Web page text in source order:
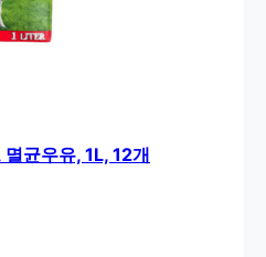
균우유, 1L, 12개